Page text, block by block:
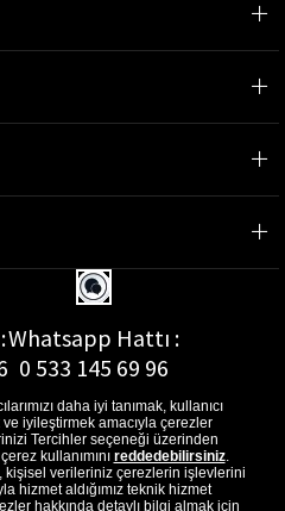
Whatsapp Hattı :
0 533 145 69 96
Adresi :
daha iyi tanımak, kullanıcı
iyileştirmek amacıyla çerezler
Tercihler seçeneği üzerinden
kullanımını reddedebilirsiniz.
verileriniz çerezlerin işlevlerini
hizmet aldığımız teknik hizmet
hakkında detaylı bilgi almak için